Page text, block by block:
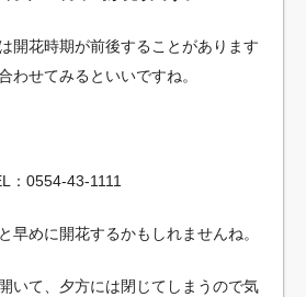
開花時期が前後することがあります
わせてみるといいですね。
0554-43-1111
早めに開花するかもしれませんね。
いて、夕方には閉じてしまうので気